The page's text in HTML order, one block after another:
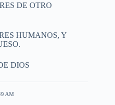
DE OTRO
HUMANOS, Y
DIOS
AM